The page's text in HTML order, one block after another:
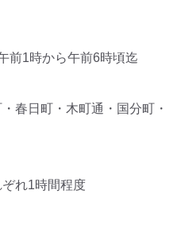
前1時から午前6時頃迄
日町・木町通・国分町・
れ1時間程度